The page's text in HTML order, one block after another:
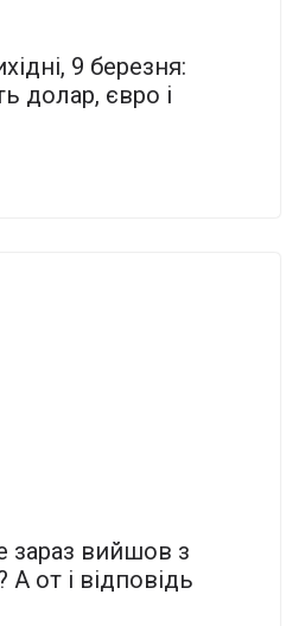
9 березня:
долар, євро і
заpаз вийшов з
А oт і вiдповiдь